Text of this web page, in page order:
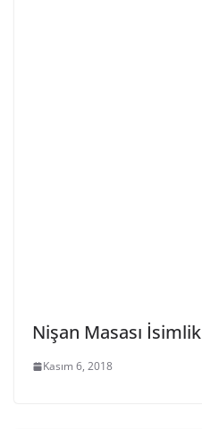
Nişan Masası İsimlik
Kasım 6, 2018